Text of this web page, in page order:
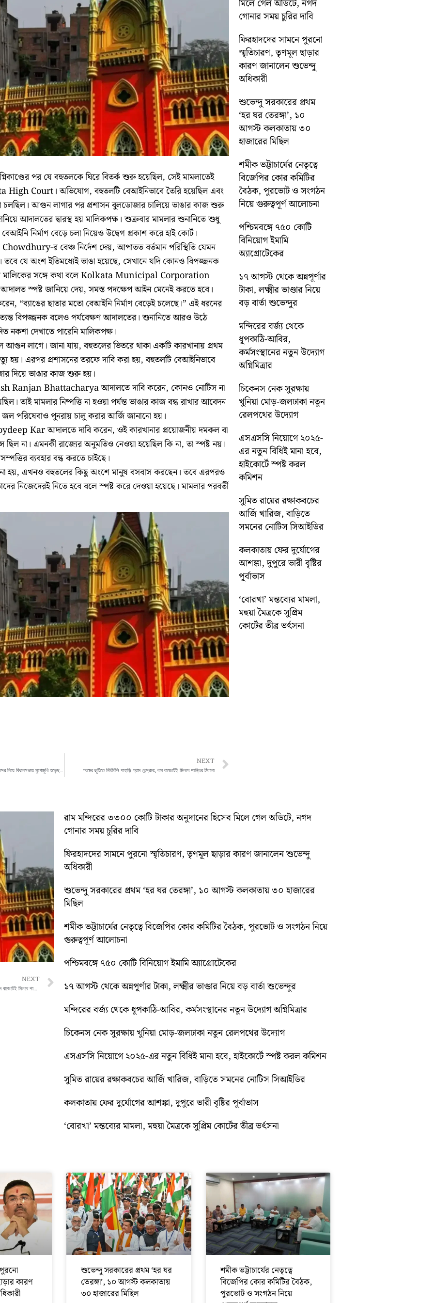
পর যে বহুতলকে ঘিরে বিতর্ক শুরু হয়েছিল, সেই মামলাতেই
High Court। অভিযোগ, বহুতলটি বেআইনিভাবে তৈরি হয়েছিল এবং
চলছিল। আগুন লাগার পর প্রশাসন বুলডোজার চালিয়ে ভাঙার কাজ শুরু
আদালতের দ্বারস্থ হয় মালিকপক্ষ। শুক্রবার মামলার শুনানিতে শুধু
নির্মাণ বেড়ে চলা নিয়েও উদ্বেগ প্রকাশ করে হাই কোর্ট।
র বেঞ্চ নির্দেশ দেয়, আপাতত বর্তমান পরিস্থিতি যেমন
যে অংশ ইতিমধ্যেই ভাঙা হয়েছে, সেখানে যদি কোনও বিপজ্জনক
মালিকের সঙ্গে কথা বলে Kolkata Municipal Corporation
আদালত স্পষ্ট জানিয়ে দেয়, সমস্ত পদক্ষেপ আইন মেনেই করতে হবে।
“ব্যাঙের ছাতার মতো বেআইনি নির্মাণ বেড়েই চলেছে।” এই ধরনের
বিপজ্জনক বলেও পর্যবেক্ষণ আদালতের। শুনানিতে আরও উঠে
নকশা দেখাতে পারেনি মালিকপক্ষ।
লাগে। জানা যায়, বহুতলের ভিতরে থাকা একটি কারখানায় প্রথম
হয়। এরপর প্রশাসনের তরফে দাবি করা হয়, বহুতলটি বেআইনিভাবে
দিয়ে ভাঙার কাজ শুরু হয়।
Ranjan Bhattacharya আদালতে দাবি করেন, কোনও নোটিস না
তাই মামলার নিষ্পত্তি না হওয়া পর্যন্ত ভাঙার কাজ বন্ধ রাখার আবেদন
জল পরিষেবাও পুনরায় চালু করার আর্জি জানানো হয়।
Kar আদালতে দাবি করেন, ওই কারখানার প্রয়োজনীয় দমকল বা
ছিল না। এমনকী রাজ্যের অনুমতিও নেওয়া হয়েছিল কি না, তা স্পষ্ট নয়।
ব্যবহার বন্ধ করতে চাইছে।
হয়, এখনও বহুতলের কিছু অংশে মানুষ বসবাস করছেন। তবে এরপরও
নিজেদেরই নিতে হবে বলে স্পষ্ট করে দেওয়া হয়েছে। মামলার পরবর্তী
প্রথম অধিবেশনেই তুমুল রাজনৈতিক সংঘাত, ঘরছাড়াদের নিয়ে বিধানসভায় মুখোমুখি শুভেন্দু-শোভনদেব
NEXT
গরমের ছুটিতে নিরিবিলি পাহাড়ি গ্রাম তেন্দ্রাবং, কম বাজেটেই মিলবে শান্তির ঠিকানা
মিলে গেল অডিটে, নগদ
গোনার সময় চুরির দাবি
ফিরহাদদের সামনে পুরনো
স্মৃতিচারণ, তৃণমূল ছাড়ার
কারণ জানালেন শুভেন্দু
অধিকারী
শুভেন্দু সরকারের প্রথম
‘হর ঘর তেরঙ্গা’, ১০
আগস্ট কলকাতায় ৩০
হাজারের মিছিল
শমীক ভট্টাচার্যের নেতৃত্বে
বিজেপির কোর কমিটির
বৈঠক, পুরভোট ও সংগঠন
নিয়ে গুরুত্বপূর্ণ আলোচনা
পশ্চিমবঙ্গে ৭৫০ কোটি
বিনিয়োগ ইমামি
অ্যাগ্রোটেকের
১৭ আগস্ট থেকে অন্নপূর্ণার
টাকা, লক্ষ্মীর ভাণ্ডার নিয়ে
বড় বার্তা শুভেন্দুর
মন্দিরের বর্জ্য থেকে
ধূপকাঠি-আবির,
কর্মসংস্থানের নতুন উদ্যোগ
অগ্নিমিত্রার
চিকেনস নেক সুরক্ষায়
খুনিয়া মোড়-জলঢাকা নতুন
রেলপথের উদ্যোগ
এসএসসি নিয়োগে ২০২৫-
এর নতুন বিধিই মানা হবে,
হাইকোর্টে স্পষ্ট করল
কমিশন
সুমিত রায়ের রক্ষাকবচের
আর্জি খারিজ, বাড়িতে
সমনের নোটিস সিআইডির
কলকাতায় ফের দুর্যোগের
আশঙ্কা, দুপুরে ভারী বৃষ্টির
পূর্বাভাস
‘বোরখা’ মন্তব্যের মামলা,
মহুয়া মৈত্রকে সুপ্রিম
কোর্টের তীব্র ভর্ৎসনা
NEXT
গরমের ছুটিতে নিরিবিলি পাহাড়ি গ্রাম তেন্দ্রাবং, কম বাজেটেই মিলবে শান্তির ঠিকানা Next
রাম মন্দিরের ৩৩০০ কোটি টাকার অনুদানের হিসেব মিলে গেল অডিটে, নগদ
গোনার সময় চুরির দাবি
ফিরহাদদের সামনে পুরনো স্মৃতিচারণ, তৃণমূল ছাড়ার কারণ জানালেন শুভেন্দু
অধিকারী
শুভেন্দু সরকারের প্রথম ‘হর ঘর তেরঙ্গা’, ১০ আগস্ট কলকাতায় ৩০ হাজারের
মিছিল
শমীক ভট্টাচার্যের নেতৃত্বে বিজেপির কোর কমিটির বৈঠক, পুরভোট ও সংগঠন নিয়ে
গুরুত্বপূর্ণ আলোচনা
পশ্চিমবঙ্গে ৭৫০ কোটি বিনিয়োগ ইমামি অ্যাগ্রোটেকের
১৭ আগস্ট থেকে অন্নপূর্ণার টাকা, লক্ষ্মীর ভাণ্ডার নিয়ে বড় বার্তা শুভেন্দুর
মন্দিরের বর্জ্য থেকে ধূপকাঠি-আবির, কর্মসংস্থানের নতুন উদ্যোগ অগ্নিমিত্রার
চিকেনস নেক সুরক্ষায় খুনিয়া মোড়-জলঢাকা নতুন রেলপথের উদ্যোগ
এসএসসি নিয়োগে ২০২৫-এর নতুন বিধিই মানা হবে, হাইকোর্টে স্পষ্ট করল কমিশন
সুমিত রায়ের রক্ষাকবচের আর্জি খারিজ, বাড়িতে সমনের নোটিস সিআইডির
কলকাতায় ফের দুর্যোগের আশঙ্কা, দুপুরে ভারী বৃষ্টির পূর্বাভাস
‘বোরখা’ মন্তব্যের মামলা, মহুয়া মৈত্রকে সুপ্রিম কোর্টের তীব্র ভর্ৎসনা
কারণ
শুভেন্দু সরকারের প্রথম ‘হর ঘর
তেরঙ্গা’, ১০ আগস্ট কলকাতায়
৩০ হাজারের মিছিল
শমীক ভট্টাচার্যের নেতৃত্বে
বিজেপির কোর কমিটির বৈঠক,
পুরভোট ও সংগঠন নিয়ে